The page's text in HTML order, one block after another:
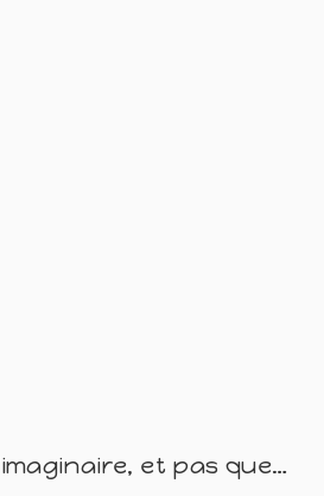
et pas que…